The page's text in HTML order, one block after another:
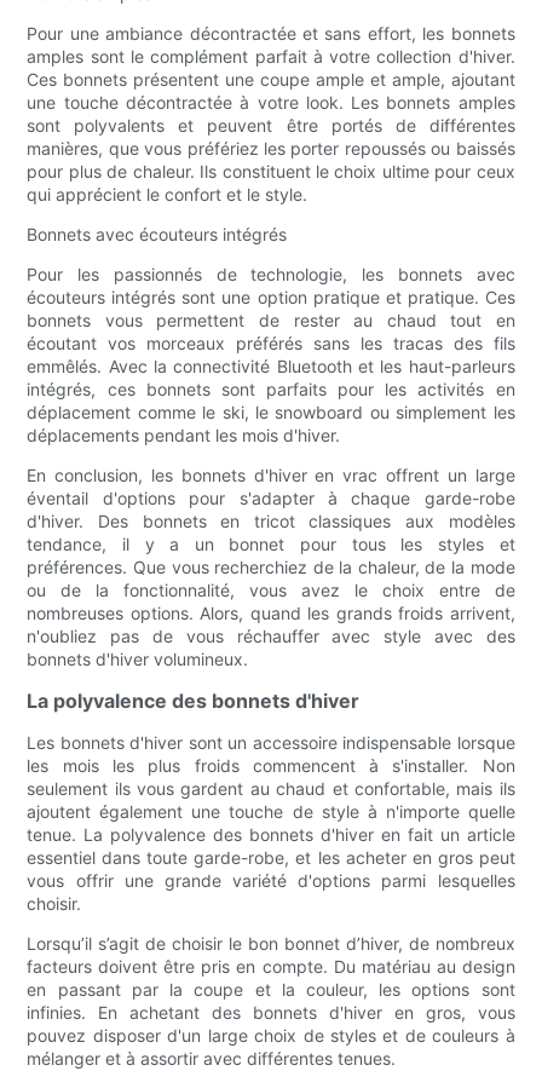
Pour une ambiance décontractée et sans effort, les bonnets
amples sont le complément parfait à votre collection d'hiver.
Ces bonnets présentent une coupe ample et ample, ajoutant
une touche décontractée à votre look. Les bonnets amples
sont polyvalents et peuvent être portés de différentes
manières, que vous préfériez les porter repoussés ou baissés
pour plus de chaleur. Ils constituent le choix ultime pour ceux
qui apprécient le confort et le style.
Bonnets avec écouteurs intégrés
Pour les passionnés de technologie, les bonnets avec
écouteurs intégrés sont une option pratique et pratique. Ces
bonnets vous permettent de rester au chaud tout en
écoutant vos morceaux préférés sans les tracas des fils
emmêlés. Avec la connectivité Bluetooth et les haut-parleurs
intégrés, ces bonnets sont parfaits pour les activités en
déplacement comme le ski, le snowboard ou simplement les
déplacements pendant les mois d'hiver.
En conclusion, les bonnets d'hiver en vrac offrent un large
éventail d'options pour s'adapter à chaque garde-robe
d'hiver. Des bonnets en tricot classiques aux modèles
tendance, il y a un bonnet pour tous les styles et
préférences. Que vous recherchiez de la chaleur, de la mode
ou de la fonctionnalité, vous avez le choix entre de
nombreuses options. Alors, quand les grands froids arrivent,
n'oubliez pas de vous réchauffer avec style avec des
bonnets d'hiver volumineux.
La polyvalence des bonnets d'hiver
Les bonnets d'hiver sont un accessoire indispensable lorsque
les mois les plus froids commencent à s'installer. Non
seulement ils vous gardent au chaud et confortable, mais ils
ajoutent également une touche de style à n'importe quelle
tenue. La polyvalence des bonnets d'hiver en fait un article
essentiel dans toute garde-robe, et les acheter en gros peut
vous offrir une grande variété d'options parmi lesquelles
choisir.
Lorsqu’il s’agit de choisir le bon bonnet d’hiver, de nombreux
facteurs doivent être pris en compte. Du matériau au design
en passant par la coupe et la couleur, les options sont
infinies. En achetant des bonnets d'hiver en gros, vous
pouvez disposer d'un large choix de styles et de couleurs à
mélanger et à assortir avec différentes tenues.